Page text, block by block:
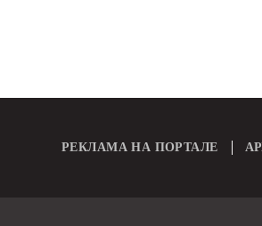
РЕКЛАМА НА ПОРТАЛЕ